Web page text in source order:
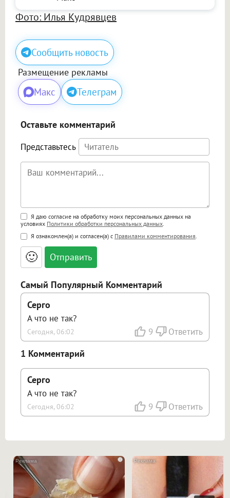
Фото: Илья Кудрявцев
Сообщить новость
Размещение рекламы
Макс Телеграм
Оставьте комментарий
Представьтесь
Поддержка HTML
<b>, <strong>, <u>, <i>, <em>, <s>, <big>,
<small>, <sup>, <sub>, <pre>, <ul>, <ol>, <li>,
<blockquote>, <code> экранирует HTML,
адреса URL автоматически становятся
ссылками, и [img]адрес[/img] будет
Я даю согласие на обработку моих персональных данных на
условиях Политики обработки персональных данных.
Я ознакомлен(а) и согласен(а) с Правилами комментирования.
🙂
Самый Популярный Комментарий
Серго
А что не так?
Сегодня, 06:02 9 Ответить
1 Комментарий
Серго
А что не так?
Сегодня, 06:02 9 Ответить
i